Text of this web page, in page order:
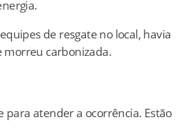
de resgate no local, havia
morreu carbonizada.
atender a ocorrência. Estão